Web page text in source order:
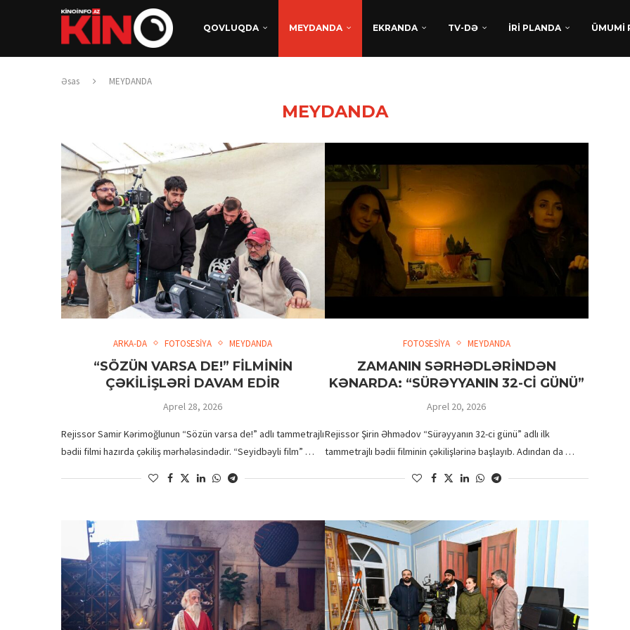
QOVLUQDA MEYDANDA EKRANDA TV-DƏ İRİ PLANDA ÜMUMİ
Əsas MEYDANDA
MEYDANDA
ARKA-DA FOTOSESİYA MEYDANDA
“SÖZÜN VARSA DE!” FİLMİNİN
ÇƏKİLİŞLƏRİ DAVAM EDİR
Aprel 28, 2026
Rejissor Samir Kərimoğlunun “Sözün varsa de!” adlı tammetrajlı
bədii filmi hazırda çəkiliş mərhələsindədir. “Seyidbəyli film” …
FOTOSESİYA MEYDANDA
ZAMANIN SƏRHƏDLƏRİNDƏN
KƏNARDA: “SÜRƏYYANIN 32-Cİ GÜNÜ”
Aprel 20, 2026
Rejissor Şirin Əhmədov “Sürəyyanın 32-ci günü” adlı ilk
tammetrajlı bədii filminin çəkilişlərinə başlayıb. Adından da …
TÜRKAN HÜSEYNDƏN
BEYNƏLXALQ UĞUR:
“XATIRLADIĞINI EŞİT” FİLM
LAYİHƏSİ...
Avqust 5, 2026
EMİN ƏFƏNDİYEV YENİ FİLMİ
ÇƏKİLİŞLƏRİNİ DAVAM...